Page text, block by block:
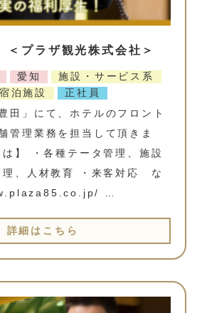
プラザ観光株式会社＞
愛知
施設・サービス系
宿泊施設
正社員
田」にて、ホテルのフロント
管理業務を担当して頂きま
】 ・各種テータ管理、施設
理、人材教育 ・来客対応 な
…
詳細はこちら